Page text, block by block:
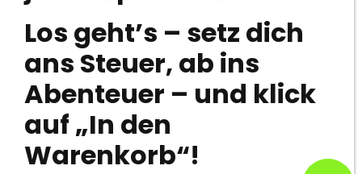
Los geht’s – setz dich
ans Steuer, ab ins
Abenteuer – und klick
auf „In den
Warenkorb“!